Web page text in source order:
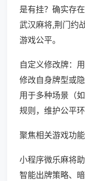
是有挂？确实存
武汉麻将,荆门约
游戏公平。
自定义修改牌：
修改自身牌型或
用于多种场景（
规则，维护公平环
聚焦相关游戏功能
小程序微乐麻将
智能出牌策略、